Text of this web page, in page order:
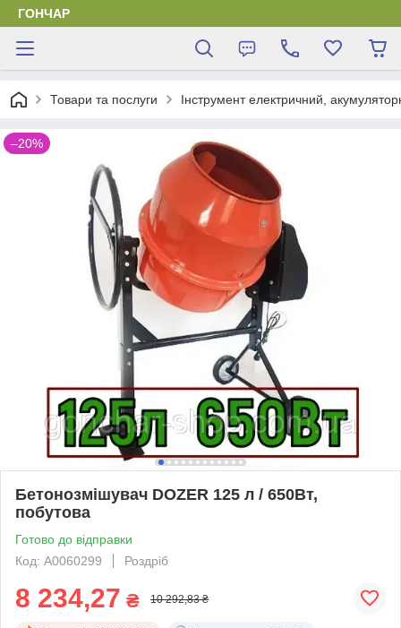
ГОНЧАР
Товари та послуги Інструмент електричний,
–20%
Бетонозмішувач DOZER 125 л / 650Вт,
побутова
Готово до відправки
Код: А0060299
Роздріб
8 234,27 ₴ 10 292,83 ₴